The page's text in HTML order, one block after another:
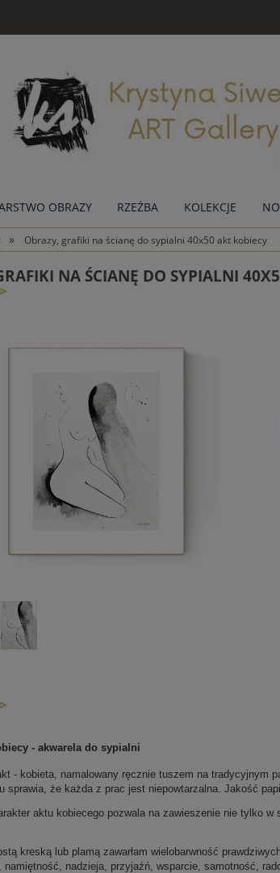
OBRAZY RZEŹBA KOLEKCJE
» Obrazy, grafiki na ścianę do sypialni 40x50 akt kobiecy
NA ŚCIANĘ DO SYPIALNI
- akwarela do sypialni
- kobieta, namalowany ręcznie tuszem na tradycyjnym
sprawia, że każda z prac jest niepowtarzalna. Jakość
aktu kobiecego pozwala na zawieszenie nie tylko
kreską lub plamą zawarłam wielobarwność
namiętność, nadzieja, przyjaźń, wsparcie, samotność,